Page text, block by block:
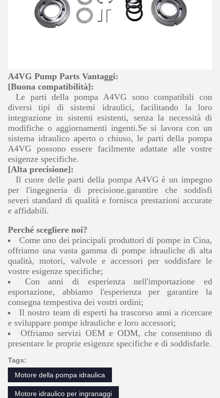
A4VG Pump Parts Vantaggi:
[Buona compatibilità]:
Le parti della pompa A4VG sono compatibili con
diversi tipi di sistemi idraulici, facilitando la loro
integrazione in sistemi esistenti, senza la necessità di
modifiche o aggiornamenti ingenti.Se si lavora con un
sistema idraulico aperto o chiuso, le parti della pompa
A4VG possono essere facilmente adattate alle vostre
esigenze specifiche.
[Alta precisione]:
Il cuore delle parti della pompa A4VG è un impegno
per l'ingegneria di precisione.garantire che soddisfi
severi standard di qualità e fornisca prestazioni accurate
e affidabili.
Perché scegliere noi?
Come uno dei principali produttori di pompe in Cina,
offriamo una vasta gamma di pompe idrauliche di alta
qualità, motori, valvole e accessori per soddisfare le
vostre esigenze specifiche;
Con anni di esperienza nell'importazione ed
esportazione, abbiamo l'esperienza per garantire la
consegna tempestiva dei vostri ordini;
Il nostro team di esperti ha trascorso anni a ricercare
e sviluppare pompe idrauliche e loro accessori;
Offriamo servizi OEM e ODM, che consentono di
presentare le proprie esigenze specifiche e di soddisfarle.
Tags:
Motore della pompa idraulica
Motore idraulico per ingranaggi